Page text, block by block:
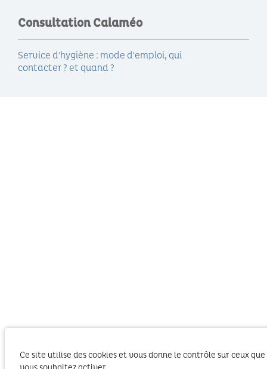
Consultation Calaméo
Service d'hygiène : mode d'emploi, qui
contacter ? et quand ?
d’Arcachon exerce les activités liées à ses
Ce site utilise des cookies et vous donne le contrôle sur ceux que